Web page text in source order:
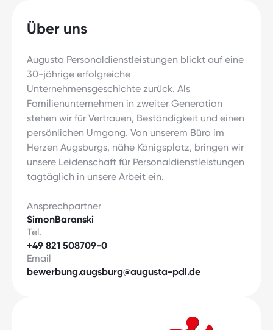
Über uns
Augusta Personaldienstleistungen blickt auf eine
30-jährige erfolgreiche
Unternehmensgeschichte zurück. Als
Familienunternehmen in zweiter Generation
stehen wir für Vertrauen, Beständigkeit und einen
persönlichen Umgang. Von unserem Büro im
Herzen Augsburgs, nähe Königsplatz, bringen wir
unsere Leidenschaft für Personaldienstleistungen
tagtäglich in unsere Arbeit ein.
Ansprechpartner
SimonBaranski
Tel.
+49 821 508709-0
Email
bewerbung.augsburg@augusta-pdl.de